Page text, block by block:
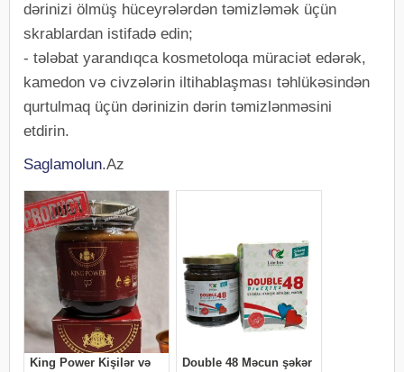
dərinizi ölmüş hüceyrələrdən təmizləmək üçün
skrablardan istifadə edin;
- tələbat yarandıqca kosmetoloqa müraciət edərək,
kamedon və civzələrin iltihablaşması təhlükəsindən
qurtulmaq üçün dərinizin dərin təmizlənməsini
etdirin.
Saglamolun.Az